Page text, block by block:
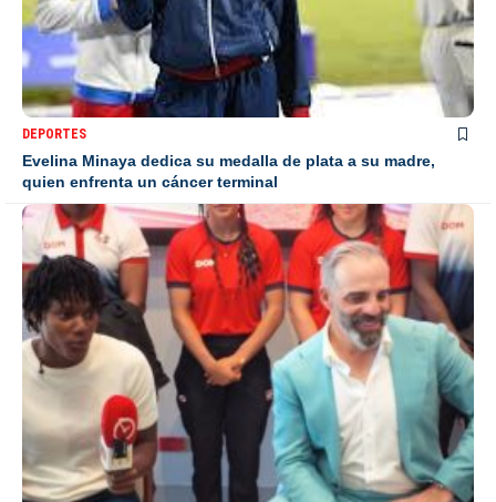
DEPORTES
Evelina Minaya dedica su medalla de plata a su madre,
quien enfrenta un cáncer terminal